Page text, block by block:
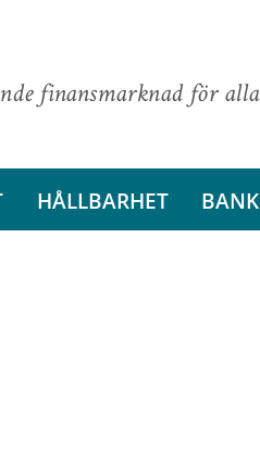
finansmarknad för alla
HÅLLBARHET BANK